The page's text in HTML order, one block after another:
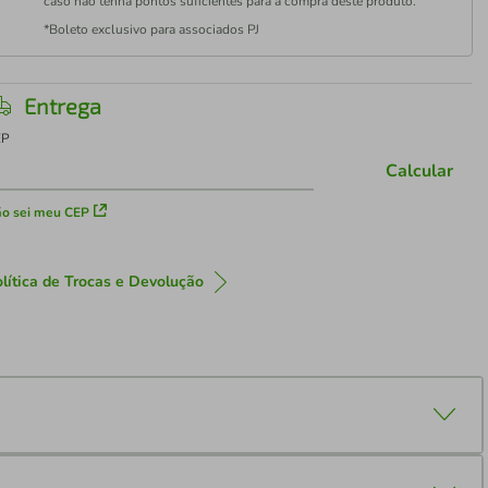
*Boleto exclusivo para associados PJ
Entrega
sei meu CEP
Calcular
de Trocas e Devolução